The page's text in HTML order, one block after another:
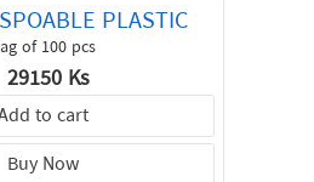
PLASTIC
of 100 pcs
29150 Ks
to cart
Buy Now